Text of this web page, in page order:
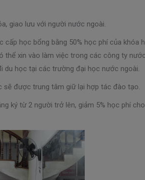
giao lưu với người nước ngoài.
học bổng bằng 50% học phí của khóa
thể xin vào làm việc trong các công ty
du học tại các trường đại học nước ngoài.
sẽ được trung tâm giữ lại hợp tác đào tạo.
ký từ 2 người trở lên, giảm 5% học phí